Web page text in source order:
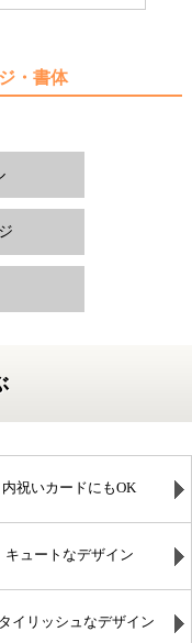
・書体
内祝いカードにもOK
キュートなデザイン
イリッシュなデザイン